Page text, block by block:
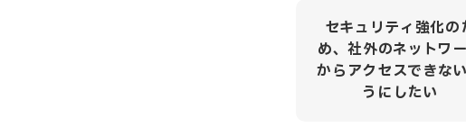
セキュリティ強化の
め、社外のネットワ
からアクセスできな
うにしたい